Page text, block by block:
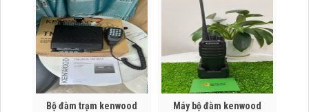
Bộ đàm trạm kenwood
Máy bộ đàm kenwood